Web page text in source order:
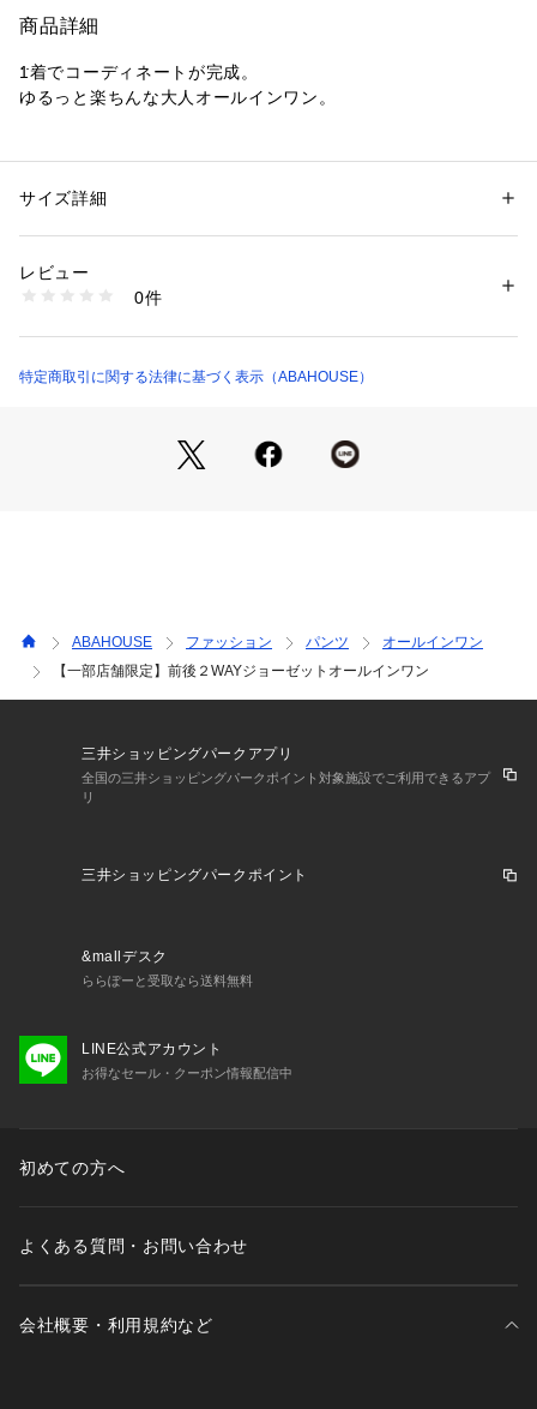
商品詳細
1着でコーディネートが完成。
ゆるっと楽ちんな大人オールインワン。
落ち感があるので、大人っぽく着られます。
体型問わずお召しいただけます。
※画像の商品はサンプルです。
実際の商品と仕様、加工が若干異なる場合があります。
※サイズ表記はあくまで目安となります。
※入荷状況により、お届け予定が前後する場合があります。
※お客様への発送が店頭販売より遅れる場合もあります。
※追加生産商品は、一部の店舗、通販で販売中の場合がござい
意書き」
ても発送いたします。
あらかじめご了承ください。
性別：レディース
素材：ポリエステル97％　ポリウレタン3％
洗濯：洗濯機可
※詳しい洗濯方法については、商品の品質表示タグをご覧ください
31480490001 （ショップ）
サイズ詳細
レビュー
0件
特定商取引に関する法律に基づく表示（ABAHOUSE）
ABAHOUSE ファッション パンツ
オールインワン
【一部店舗限定】前後２WAYジョーゼットオールインワン
三井ショッピングパークアプリ
全国の三井ショッピングパークポイント対象施設でご利用できるアプ
リ
三井ショッピングパークポイント
&mallデスク
ららぽーと受取なら送料無料
LINE公式アカウント
お得なセール・クーポン情報配信中
初めての方へ
よくある質問・お問い合わせ
会社概要・利用規約など